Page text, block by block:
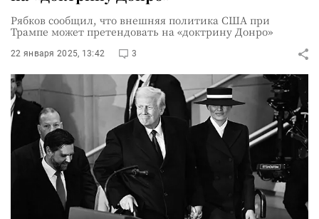
Рябков сообщил, что внешняя политика США при
Трампе может претендовать на «доктрину Донро»
22 января 2025, 13:42 3